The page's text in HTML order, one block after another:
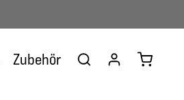
Zubehör